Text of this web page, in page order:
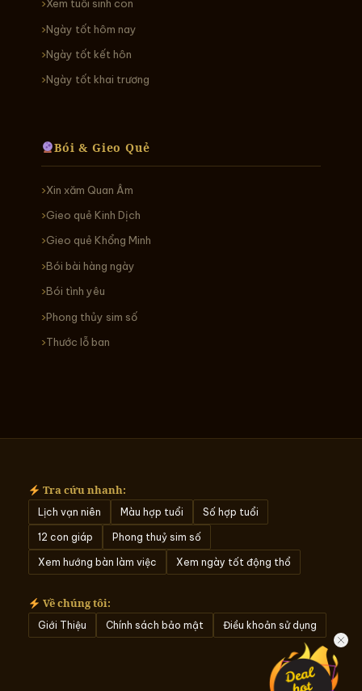
Xem tuổi sinh con
Ngày tốt hôm nay
Ngày tốt kết hôn
Ngày tốt khai trương
Bói & Gieo Quẻ
Xin xăm Quan Âm
Gieo quẻ Kinh Dịch
Gieo quẻ Khổng Minh
Bói bài hàng ngày
Bói tình yêu
Phong thủy sim số
Thước lỗ ban
Tra cứu nhanh:
Lịch vạn niên Màu hợp tuổi Số hợp tuổi
12 con giáp Phong thuỷ sim số
Xem hướng bàn làm việc Xem ngày tốt động thổ
Về chúng tôi:
Giới Thiệu Chính sách bảo mật Điều khoản sử dụng